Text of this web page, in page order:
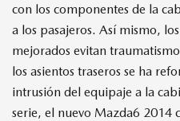
con los componentes de la
a los pasajeros. Así mismo,
mejorados evitan
los asientos traseros se ha
intrusión del equipaje a la
serie, el nuevo Mazda6 2014